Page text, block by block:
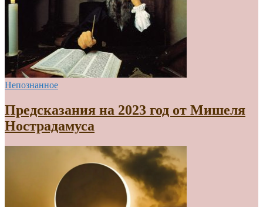
Непознанное
Предсказания на 2023 год от Мишеля
Нострадамуса